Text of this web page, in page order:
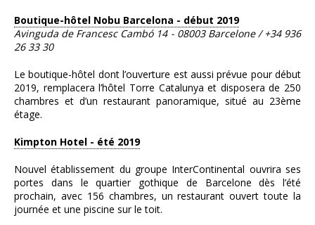
Boutique-hôtel Nobu Barcelona - début 2019
Avinguda de Francesc Cambó 14 - 08003 Barcelone / +34 936
26 33 30
Le boutique-hôtel dont l’ouverture est aussi prévue pour début
2019, remplacera l’hôtel Torre Catalunya et disposera de 250
chambres et d’un restaurant panoramique, situé au 23ème
étage.
Kimpton Hotel - été 2019
Nouvel établissement du groupe InterContinental ouvrira ses
portes dans le quartier gothique de Barcelone dès l’été
prochain, avec 156 chambres, un restaurant ouvert toute la
journée et une piscine sur le toit.